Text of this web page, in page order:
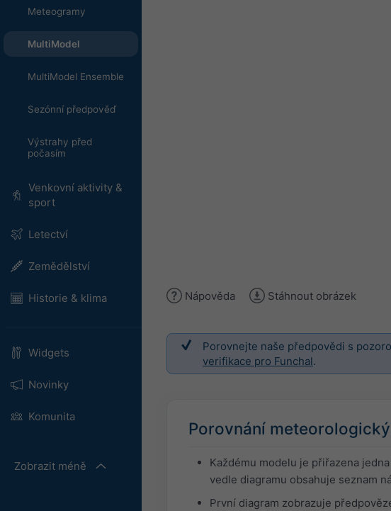
Meteogramy
MultiModel
MultiModel Ensemble
Sezónní předpověď
Výstrahy před
počasím
Venkovní aktivity &
sport
Letectví
Zemědělství
Historie & klima
Widgets
Novinky
Komunita
Zobrazit méně
Nápověda Stáhnout obrázek
Porovnejte naše předpovědi s
verifikace pro Funchal.
Porovnání
Každému modelu je přiřazena
vedle diagramu obsahuje seznam
První diagram zobrazuje